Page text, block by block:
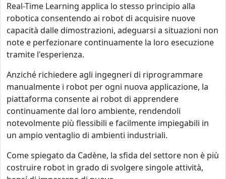
Real-Time Learning applica lo stesso principio alla
robotica consentendo ai robot di acquisire nuove
capacità dalle dimostrazioni, adeguarsi a situazioni non
note e perfezionare continuamente la loro esecuzione
tramite l'esperienza.
Anziché richiedere agli ingegneri di riprogrammare
manualmente i robot per ogni nuova applicazione, la
piattaforma consente ai robot di apprendere
continuamente dal loro ambiente, rendendoli
notevolmente più flessibili e facilmente impiegabili in
un ampio ventaglio di ambienti industriali.
Come spiegato da Cadène, la sfida del settore non è più
costruire robot in grado di svolgere singole attività,